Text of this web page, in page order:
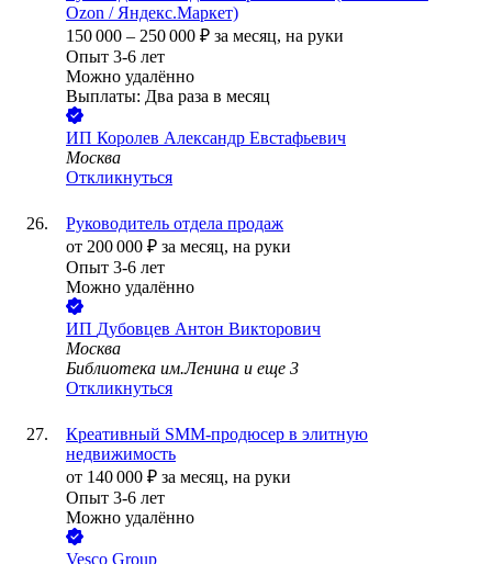
Ozon / Яндекс.Маркет)
150 000 – 250 000 ₽ за месяц, на руки
Опыт 3-6 лет
Можно удалённо
Выплаты: Два раза в месяц
ИП Королев Александр Евстафьевич
Москва
Откликнуться
Руководитель отдела продаж
от 200 000 ₽ за месяц, на руки
Опыт 3-6 лет
Можно удалённо
ИП Дубовцев Антон Викторович
Москва
Библиотека им.Ленина и еще 3
Откликнуться
Креативный SMM-продюсер в элитную
недвижимость
от 140 000 ₽ за месяц, на руки
Опыт 3-6 лет
Можно удалённо
Vesco Group